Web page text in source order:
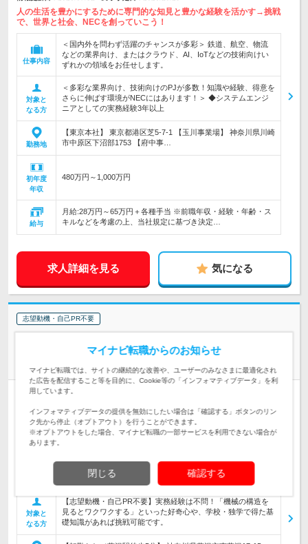
人の生活を豊かにするために専門的な知見と豊かな経験を活かす→挑戦
で、世界と社会、NECを創っていこう！
仕事内容
＜国内外を問わず活躍のチャンスが多彩＞ 鉄道、航空、物流
などの業界向け、またはクラウド、AI、IoTなどの技術向けい
ずれかの領域をお任せします。
対象と
なる方
＜多彩な業界向け、技術向けのPJが多数！知識や経験、得意を
さらに伸ばす環境がNECにはあります！＞ ◆システムエンジ
ニアとしての実務経験3年以上
勤務地
【東京本社】 東京都港区芝5-7-1 【玉川事業場】 神奈川県川崎
市中原区下沼部1753 【府中事…
初年度
年収
480万円～1,000万円
給与
月給:28万円～65万円＋各種手当 ※前職年収・経験・年齢・ス
キルなどを考慮の上、当社規定に基づき決定…
求人詳細を見る 気になる
志望動機・自己PR不要
自社製品まるごと開発♪【技術開発】定時退社でオフも充実！
正社員 職種・業種未経験OK
情報更新日：2026/07/28 終了予定日：2026/09/28
機械の構造にワクワクする。その好奇心があれば十分！定時退社で趣味
も仕事も楽しむ開発職／インセンあり
発＞ 回路・配線・構造・資料作成まで、1台の製品を主担当と
してつくり込んでいく仕事です。
対象と
なる方
【志望動機・自己PR不要】実務経験は不問！「機械の構造を
見るとワクワクする」といった好奇心や、学校・独学で得た基
礎知識があれば挑戦可能です。
マイナビ転職からのお知らせ
マイナビ転職では、サイトの継続的な改善や、ユーザーのみなさまに最適化され
た広告を配信すること等を目的に、Cookie等の「インフォマティブデータ」を利
用しています。
インフォマティブデータの提供を無効にしたい場合は「確認する」ボタンのリン
ク先から停止（オプトアウト）を行うことができます。
※オプトアウトをした場合、マイナビ転職の一部サービスを利用できない場合が
あります。
閉じる 確認する